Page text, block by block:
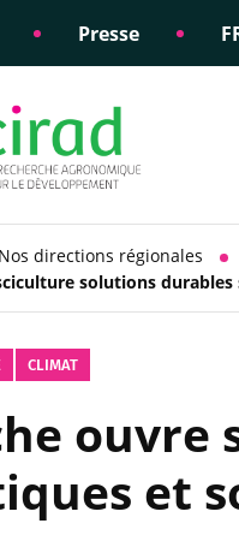
Presse
Appui à la diplomatie
scientifique
Responsabilité
sociétale
Nos directions régionales
solutions
CLIMAT
ouvre
et